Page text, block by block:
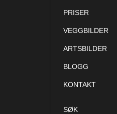
PRISER
VEGGBILDER
ARTSBILDER
BLOGG
KONTAKT
SØK